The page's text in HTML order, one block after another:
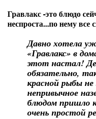
Гравлакс -это блюдо
неспроста...по нему все
Давно хотела
«Гравлакс» в
этот настал!
обязательно,
красной рыбы
непривычное
блюдом пришло
очень простой